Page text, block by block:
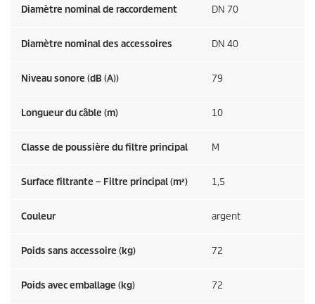
Diamètre nominal de raccordement DN 70
Diamètre nominal des accessoires DN 40
Niveau sonore (dB (A)) 79
Longueur du câble (m) 10
Classe de poussière du filtre principal M
Surface filtrante – Filtre principal (m²) 1,5
Couleur argent
Poids sans accessoire (kg) 72
Poids avec emballage (kg) 72